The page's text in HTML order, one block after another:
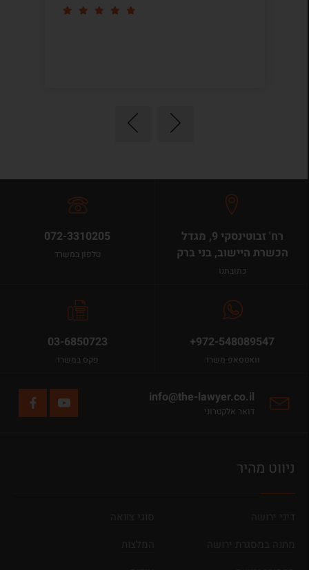
רח' זבוטינסקי 9, מגדל
הכשרת היישוב, בני ברק
כתובתנו
072-3310205
טלפון במשרד
+972-548089547
וואטסאפ משרד
03-6850723
פקס במשרד
info@the-lawyer.co.il
דואר אלקטרוני
ניווט מהיר